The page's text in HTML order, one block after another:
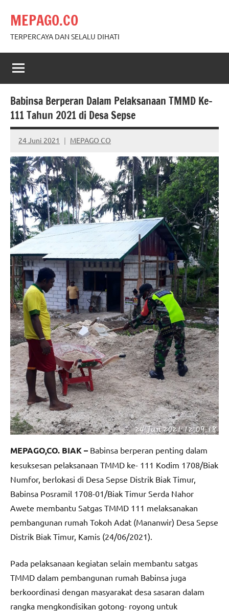
content
MEPAGO.CO
TERPERCAYA DAN SELALU DIHATI
Babinsa Berperan Dalam Pelaksanaan TMMD Ke-
111 Tahun 2021 di Desa Sepse
24 Juni 2021 MEPAGO CO
No
comments
MEPAGO,CO. BIAK – Babinsa berperan penting dalam
kesuksesan pelaksanaan TMMD ke- 111 Kodim 1708/Biak
Numfor, berlokasi di Desa Sepse Distrik Biak Timur,
Babinsa Posramil 1708-01/Biak Timur Serda Nahor
Awete membantu Satgas TMMD 111 melaksanakan
pembangunan rumah Tokoh Adat (Mananwir) Desa Sepse
Distrik Biak Timur, Kamis (24/06/2021).
Pada pelaksanaan kegiatan selain membantu satgas
TMMD dalam pembangunan rumah Babinsa juga
berkoordinasi dengan masyarakat desa sasaran dalam
rangka mengkondisikan gotong- royong untuk